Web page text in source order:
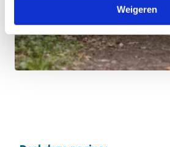
Weigeren